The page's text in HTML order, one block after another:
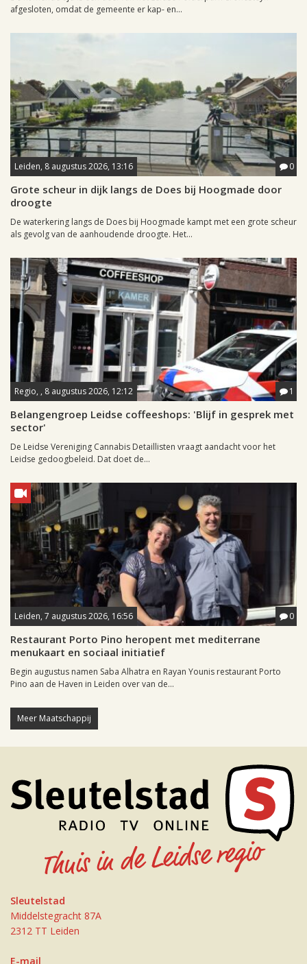
afgesloten, omdat de gemeente er kap- en...
Leiden, 8 augustus 2026, 13:16 0
Grote scheur in dijk langs de Does bij Hoogmade door
droogte
De waterkering langs de Does bij Hoogmade kampt met een grote scheur
als gevolg van de aanhoudende droogte. Het...
Regio, , 8 augustus 2026, 12:12 1
Belangengroep Leidse coffeeshops: 'Blijf in gesprek met
sector'
De Leidse Vereniging Cannabis Detaillisten vraagt aandacht voor het
Leidse gedoogbeleid. Dat doet de...
Leiden, 7 augustus 2026, 16:56 0
Restaurant Porto Pino heropent met mediterrane
menukaart en sociaal initiatief
Begin augustus namen Saba Alhatra en Rayan Younis restaurant Porto
Pino aan de Haven in Leiden over van de...
Meer Maatschappij
Sleutelstad
Middelstegracht 87A
2312 TT Leiden
E-mail